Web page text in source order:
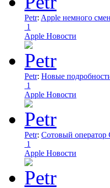
Petr: Apple немного
1
Apple Новости
Petr: Новые
1
Apple Новости
Petr: Сотовый оператор
1
Apple Новости